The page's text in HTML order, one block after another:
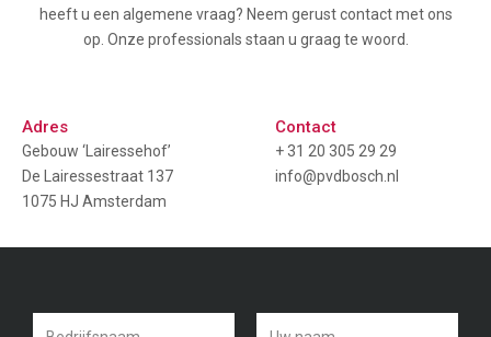
heeft u een algemene vraag? Neem gerust contact met ons
op. Onze professionals staan u graag te woord.
Adres
Gebouw ‘Lairessehof’
De Lairessestraat 137
1075 HJ Amsterdam
Contact
+ 31 20 305 29 29
info@pvdbosch.nl